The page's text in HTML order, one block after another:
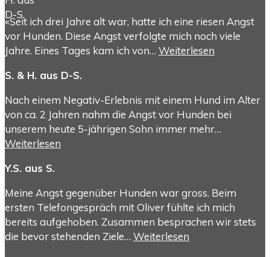
«Seit ich drei Jahre alt war, hatte ich eine riesen Angst
vor Hunden. Diese Angst verfolgte mich noch viele
Jahre. Eines Tages kam ich von… Weiterlesen
S. & H. aus D-S.
Nach einem Negativ-Erlebnis mit einem Hund im Alter
von ca. 2 Jahren nahm die Angst vor Hunden bei
unserem heute 5-jährigen Sohn immer mehr…
Weiterlesen
Y.S. aus S.
Meine Angst gegenüber Hunden war gross. Beim
ersten Telefongespräch mit Oliver fühlte ich mich
bereits aufgehoben. Zusammen besprachen wir stets
die bevor stehenden Ziele… Weiterlesen